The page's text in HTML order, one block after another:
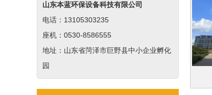
山东本蓝环保设备科技有限公司
电话：13105303235
座机：0530-8586555
地址：山东省菏泽市巨野县中小企业孵化
园